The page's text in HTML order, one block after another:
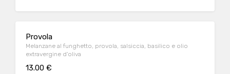
Provola
Melanzane al funghetto, provola, salsiccia, basilico e olio
extravergine d'oliva
13.00 €